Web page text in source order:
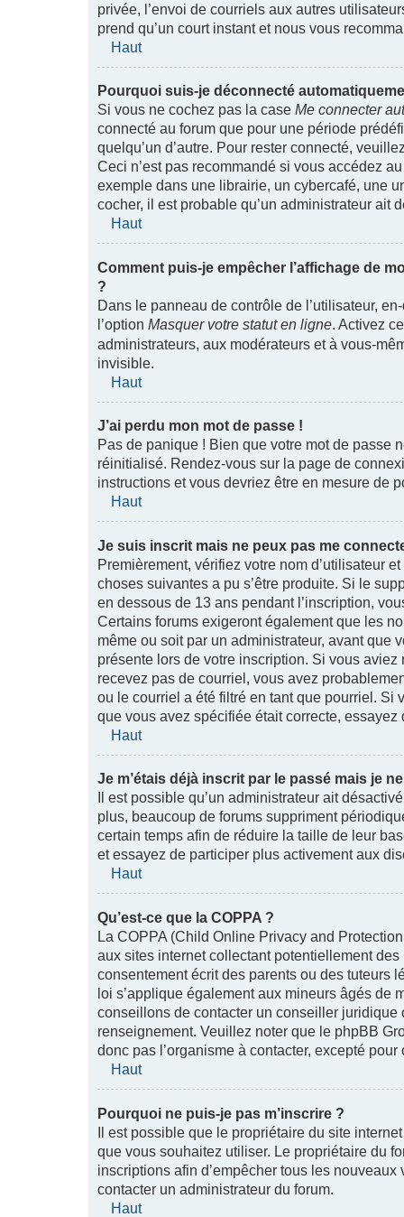
privée, l’envoi de courriels aux autres
prend qu’un court instant et nous vous
Haut
Pourquoi suis-je déconnecté
Si vous ne cochez pas la case Me connecter
connecté au forum que pour une période
quelqu’un d’autre. Pour rester connecté,
Ceci n’est pas recommandé si vous accédez
exemple dans une librairie, un cybercafé, une
cocher, il est probable qu’un administrateur ait
Haut
Comment puis-je empêcher l’affichage de
?
Dans le panneau de contrôle de l’utilisateur,
l’option Masquer votre statut en ligne. Activez
administrateurs, aux modérateurs et à vous-
invisible.
Haut
J’ai perdu mon mot de passe !
Pas de panique ! Bien que votre mot de passe
réinitialisé. Rendez-vous sur la page de
instructions et vous devriez être en mesure de
Haut
Je suis inscrit mais ne peux pas me
Premièrement, vérifiez votre nom d’utilisateur
choses suivantes a pu s’être produite. Si le
en dessous de 13 ans pendant l’inscription,
Certains forums exigeront également que les
même ou soit par un administrateur, avant que
présente lors de votre inscription. Si vous
recevez pas de courriel, vous avez
ou le courriel a été filtré en tant que pourriel. Si
que vous avez spécifiée était correcte, essayez
Haut
Je m’étais déjà inscrit par le passé mais je
Il est possible qu’un administrateur ait
plus, beaucoup de forums suppriment
certain temps afin de réduire la taille de leur
et essayez de participer plus activement aux
Haut
Qu’est-ce que la COPPA ?
La COPPA (Child Online Privacy and
aux sites internet collectant potentiellement
consentement écrit des parents ou des tuteurs
loi s’applique également aux mineurs âgés de
conseillons de contacter un conseiller
renseignement. Veuillez noter que le phpBB
donc pas l’organisme à contacter, excepté
Haut
Pourquoi ne puis-je pas m’inscrire ?
Il est possible que le propriétaire du site
que vous souhaitez utiliser. Le propriétaire du
inscriptions afin d’empêcher tous les
contacter un administrateur du forum.
Haut